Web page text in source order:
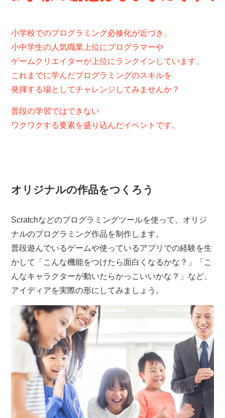
小学校でのプログラミング必修化が近づき、
小中学生の人気職業上位にプログラマーや
ゲームクリエイターが上位にランクインしています。
これまでに学んだプログラミングのスキルを
発揮する場としてチャレンジしてみませんか？
普段の学習ではできない
ワクワクする要素を盛り込んだイベントです。
オリジナルの作品をつくろう
Scratchなどのプログラミングツールを使って、オリジ
ナルのプログラミング作品を制作します。
普段遊んでいるゲームや使っているアプリでの経験を生
かして「こんな機能をつけたら面白くなるかな？」「こ
んなキャラクターが動いたらかっこいいかな？」など、
アイディアを実際の形にしてみましょう。